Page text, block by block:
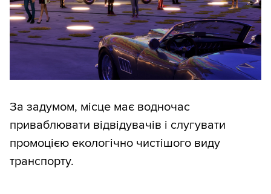
За задумом, місце має водночас
приваблювати відвідувачів і слугувати
промоцією екологічно чистішого виду
транспорту.